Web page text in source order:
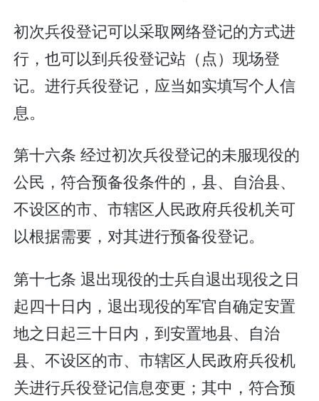
初次兵役登记可以采取网络登记的方式进
行，也可以到兵役登记站（点）现场登
记。进行兵役登记，应当如实填写个人信
息。
第十六条 经过初次兵役登记的未服现役的
公民，符合预备役条件的，县、自治县、
不设区的市、市辖区人民政府兵役机关可
以根据需要，对其进行预备役登记。
第十七条 退出现役的士兵自退出现役之日
起四十日内，退出现役的军官自确定安置
地之日起三十日内，到安置地县、自治
县、不设区的市、市辖区人民政府兵役机
关进行兵役登记信息变更；其中，符合预